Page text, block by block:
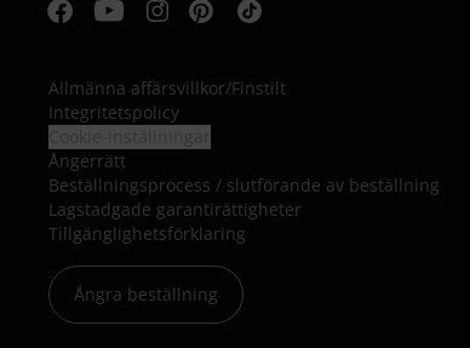
Allmänna affärsvillkor/Finstilt
Integritetspolicy
Ångerrätt
Beställningsprocess / slutförande av beställning
Lagstadgade garantirättigheter
Tillgänglighetsförklaring
Ångra beställning